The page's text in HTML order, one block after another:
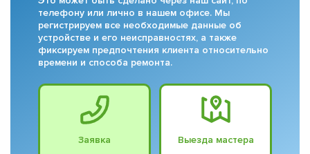
телефону или лично в нашем офисе. Мы
регистрируем все необходимые данные об
устройстве и его неисправностях, а также
фиксируем предпочтения клиента относительно
времени и способа ремонта.
Заявка Выезда мастера